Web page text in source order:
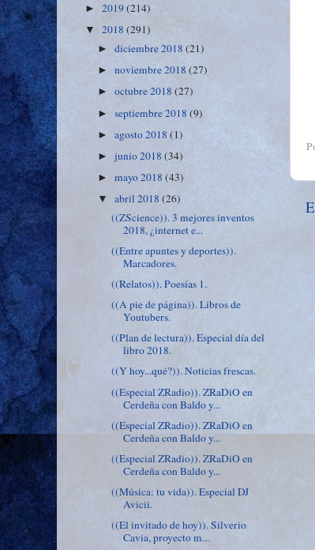
► 2019(214)
▼ 2018 (291)
►diciembre 2018(21)
►noviembre 2018(27)
►octubre 2018(27)
►septiembre 2018(9)
►agosto 2018(1)
►junio 2018(34)
►mayo 2018(43)
▼abril 2018(26)
((ZScience)). 3 mejores inventos
2018, ¿internet e...
((Entre apuntes y deportes)).
Marcadores.
((Relatos)). Poesías 1.
((A pie de página)). Libros de
Youtubers.
((Plan de lectura)). Especial día del
libro 2018.
((Y hoy...qué?)). Noticias frescas.
((Especial ZRadio)). ZRaDiO en
Cerdeña con Baldo y...
((Especial ZRadio)). ZRaDiO en
Cerdeña con Baldo y...
((Especial ZRadio)). ZRaDiO en
Cerdeña con Baldo y...
((Música: tu vida)). Especial DJ
Avicii.
((El invitado de hoy)). Silverio
Cavia, proyecto m...